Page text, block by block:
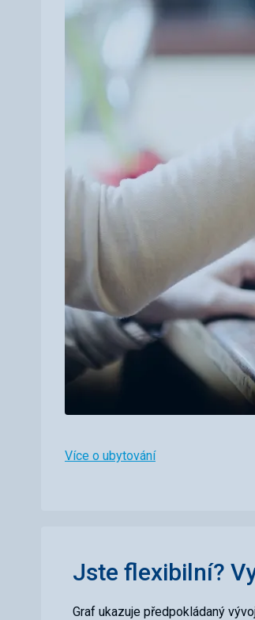
Více o ubytování
Jste flexibilní?
Graf ukazuje předpokládaný